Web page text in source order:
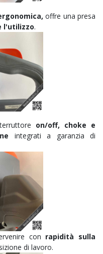
, offre una presa
l'utilizzo.
on/off, choke e
integrati a garanzia di
con rapidità sulla
di lavoro.